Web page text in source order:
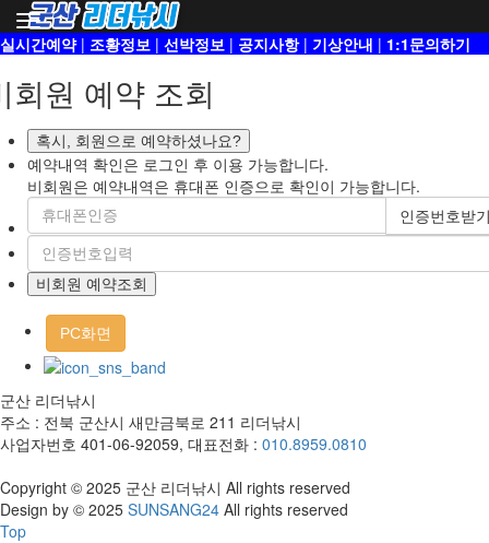
Toggle
navigation
실시간예약| 조황정보 | 선박정보 | 공지사항| 기상안내 | 1:1문의하기
회원 예약 조회
혹시, 회원으로 예약하셨나요?
예약내역 확인은 로그인 후 이용 가능합니다.
비회원은 예약내역은 휴대폰 인증으로 확인이 가능합니다.
인증번호받
비회원 예약조회
PC화면
군산 리더낚시
주소 : 전북 군산시 새만금북로 211 리더낚시
사업자번호 401-06-92059, 대표전화 : 010.8959.0810
Copyright © 2025 군산 리더낚시 All rights reserved
Design by © 2025 SUNSANG24 All rights reserved
Top